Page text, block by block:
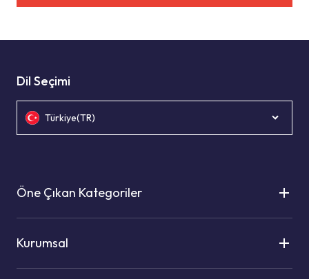
Dil Seçimi
Türkiye(TR)
Öne Çıkan Kategoriler
Kurumsal